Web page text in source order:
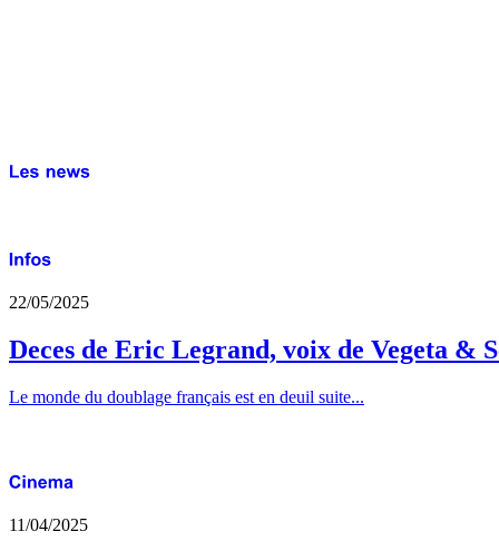
22/05/2025
Deces de Eric Legrand, voix de Vegeta &
Le monde du doublage français est en deuil suite...
11/04/2025